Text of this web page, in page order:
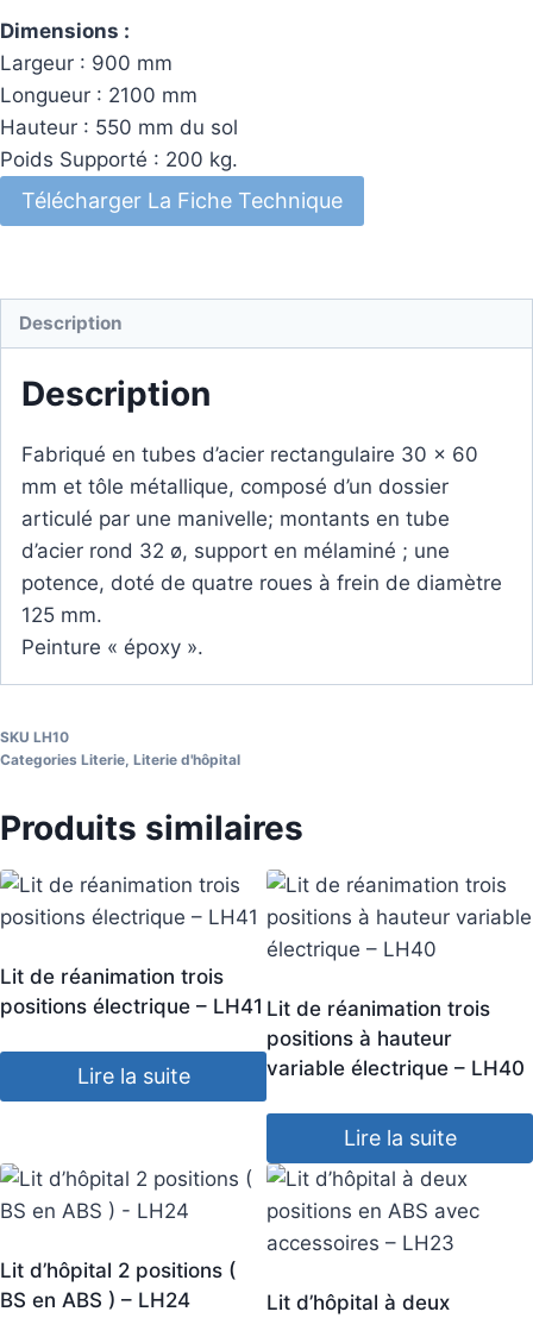
Dimensions :
Largeur : 900 mm
Longueur : 2100 mm
Hauteur : 550 mm du sol
Poids Supporté : 200 kg.
Télécharger La Fiche Technique
Description
Description
Fabriqué en tubes d’acier rectangulaire 30 x 60
mm et tôle métallique, composé d’un dossier
articulé par une manivelle; montants en tube
d’acier rond 32 ø, support en mélaminé ; une
potence, doté de quatre roues à frein de diamètre
125 mm.
Peinture « époxy ».
SKU LH10
Categories Literie Literie d'hôpital
Produits similaires
Lit de réanimation trois
positions électrique – LH41
Lire la suite
Lit de réanimation trois
positions à hauteur
variable électrique – LH40
Lire la suite
Lit d’hôpital 2 positions (
BS en ABS ) – LH24
Lit d’hôpital à deux